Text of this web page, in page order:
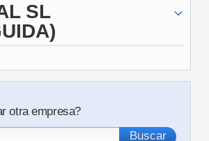
SL
otra empresa?